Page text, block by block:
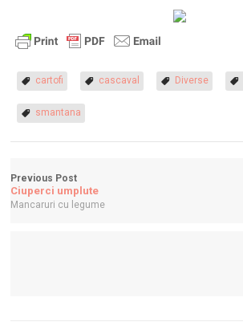
cartofi cascaval Diverse
smantana
Previous Post
Ciuperci umplute
Mancaruri cu legume